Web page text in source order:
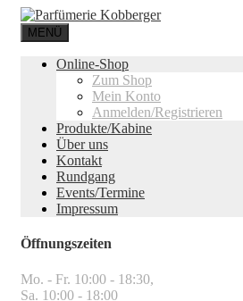
MENÜ
Online-Shop
Zum Shop
Mein Konto
Anmelden/Registrieren
Produkte/Kabine
Über uns
Kontakt
Rundgang
Events/Termine
Impressum
Öffnungszeiten
Mo. - Fr. 10:00 - 18:30,
Sa. 10:00 - 18:00